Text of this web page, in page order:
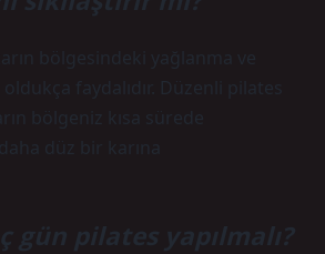
bölgesindeki yağlanma ve
faydalıdır. Düzenli pilates
bölgeniz kısa sürede
düz bir karına
gün pilates yapılmalı?